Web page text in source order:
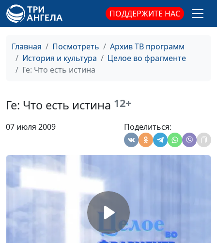
ПОДДЕРЖИТЕ НАС
Главная Посмотреть
Архив ТВ программ
История и культура
Целое во фрагменте
Ге: Что есть истина
Ге: Что есть истина 12+
07 июля 2009 Поделиться:
Боровиковский:
Религиозные
Татьяна Лебедева #25
Петров-Водкин:
Христос - Сеятель
Татьяна Лебедева
живопись
Айвазовский: Хаос.
Лебедева Татьяна
Ге: Распятие Лебедева Татьяна #21
Лебедева Татьяна
Репин: Воскрешение
дочери Иаира
Лебедева Татьяна
Бруни: Медный змий Лебедева Татьяна